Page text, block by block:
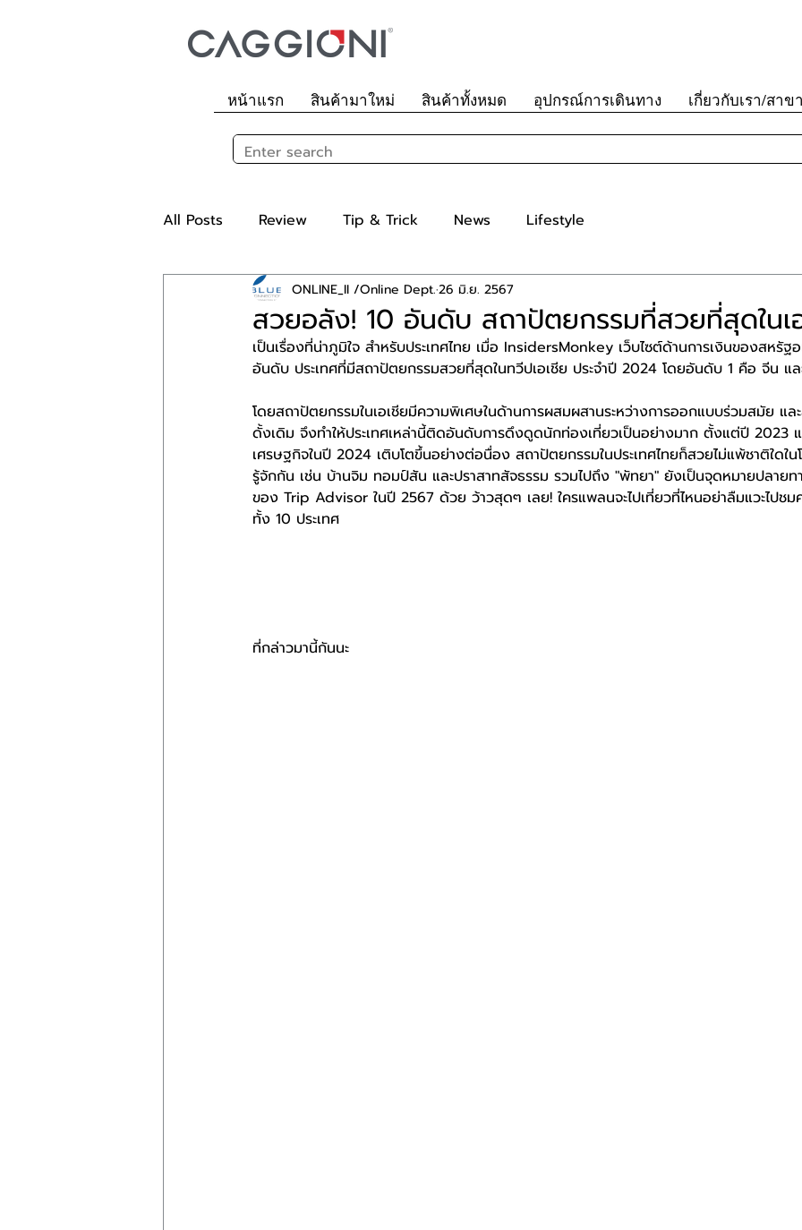
หน้าแรก สินค้ามาใหม่ สินค้าทั้งหมด อุปกรณ์การเดินทาง เกี่ยวกับเรา/สาขา
All Posts Review Tip & Trick News Lifestyle
สวยอลัง! 10 อันดับ สถาปัตยกรรมที่สวยที่สุดในเ
ONLINE_II /Online Dept.26 มิ.ย. 2567
เป็นเรื่องที่น่าภูมิใจ สำหรับประเทศไทย เมื่อ InsidersMonkey เว็บไซต์ด้านการเงินของสหรัฐ
อันดับ ประเทศที่มีสถาปัตยกรรมสวยที่สุดในทวีปเอเชีย ประจำปี 2024 โดยอันดับ 1 คือ จีน แล
โดยสถาปัตยกรรมในเอเชียมีความพิเศษในด้านการผสมผสานระหว่างการออกแบบร่วมสมัย แ
ดั้งเดิม จึงทำให้ประเทศเหล่านี้ติดอันดับการดึงดูดนักท่องเที่ยวเป็นอย่างมาก ตั้งแต่ปี 2023 แ
เศรษฐกิจในปี 2024 เติบโตขึ้นอย่างต่อนื่อง สถาปัตยกรรมในประเทศไทยก็สวยไม่แพ้ชาติใดใ
รู้จักกัน เช่น บ้านจิม ทอมป์สัน และปราสาทสัจธรรม รวมไปถึง "พัทยา" ยังเป็นจุดหมายปลา
ของ Trip Advisor ในปี 2567 ด้วย ว้าวสุดๆ เลย! ใครแพลนจะไปเที่ยวที่ไหนอย่าลืมแวะไปช
ทั้ง 10 ประเทศ
ที่กล่าวมานี้กันนะ